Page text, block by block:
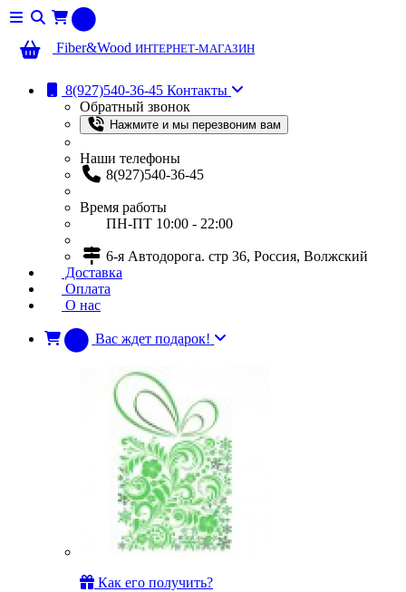
Fiber&Wood ИНТЕРНЕТ-МАГАЗИН
8(927)540-36-45 Контакты
Обратный звонок
Нажмите и мы перезвоним вам
Наши телефоны
8(927)540-36-45
Время работы
ПН-ПТ 10:00 - 22:00
6-я Автодорога. стр 36, Россия, Волжский
Доставка
Оплата
О нас
Вас ждет подарок!
Как его получить?